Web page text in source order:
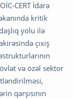
CERT İdarə
kritik
yolu ilə
çıxış
və özəl sektor
qarşısının